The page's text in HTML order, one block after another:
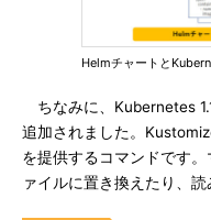
Helmチャートと
ちなみに、Kubernetes
追加されました。
を提供するコマンドです
ァイルに置き換えたり、